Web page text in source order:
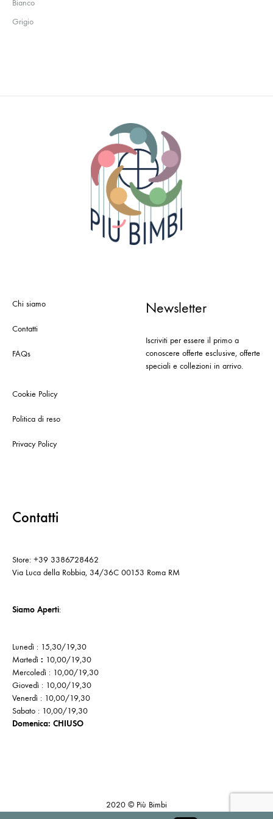
Bianco
Grigio
Chi siamo
Contatti
FAQs
Cookie Policy
Politica di reso
Privacy Policy
Newsletter
Iscriviti per essere il primo a
conoscere offerte esclusive, offerte
speciali e collezioni in arrivo.
Contatti
Store: +39 3386728462
Via Luca della Robbia, 34/36C 00153 Roma RM
Siamo Aperti:
Lunedì : 15,30/19,30
Martedì : 10,00/19,30
Mercoledì : 10,00/19,30
Giovedì : 10,00/19,30
Venerdì : 10,00/19,30
Sabato : 10,00/19,30
Domenica: CHIUSO
2020 © Più Bimbi
Policydi
reso
Policy